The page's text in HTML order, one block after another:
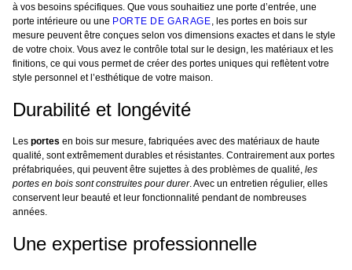
à vos besoins spécifiques. Que vous souhaitiez une porte d’entrée, une
porte intérieure ou une PORTE DE GARAGE , les portes en bois sur
mesure peuvent être conçues selon vos dimensions exactes et dans le style
de votre choix. Vous avez le contrôle total sur le design, les matériaux et les
finitions, ce qui vous permet de créer des portes uniques qui reflètent votre
style personnel et l’esthétique de votre maison.
Durabilité et longévité
Les portes en bois sur mesure, fabriquées avec des matériaux de haute
qualité, sont extrêmement durables et résistantes. Contrairement aux portes
préfabriquées, qui peuvent être sujettes à des problèmes de qualité, les
portes en bois sont construites pour durer. Avec un entretien régulier, elles
conservent leur beauté et leur fonctionnalité pendant de nombreuses
années.
Une expertise professionnelle